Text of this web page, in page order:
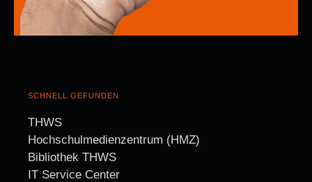
SCHNELL GEFUNDEN
THWS
Hochschulmedienzentrum (HMZ)
Bibliothek THWS
IT Service Center